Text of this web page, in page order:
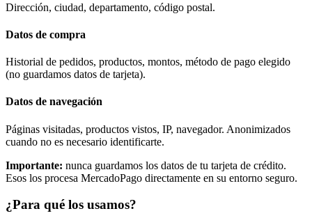
Dirección, ciudad, departamento, código postal.
Datos de compra
Historial de pedidos, productos, montos, método de pago elegido
(no guardamos datos de tarjeta).
Datos de navegación
Páginas visitadas, productos vistos, IP, navegador. Anonimizados
cuando no es necesario identificarte.
Importante: nunca guardamos los datos de tu tarjeta de crédito.
Esos los procesa MercadoPago directamente en su entorno seguro.
¿Para qué los usamos?